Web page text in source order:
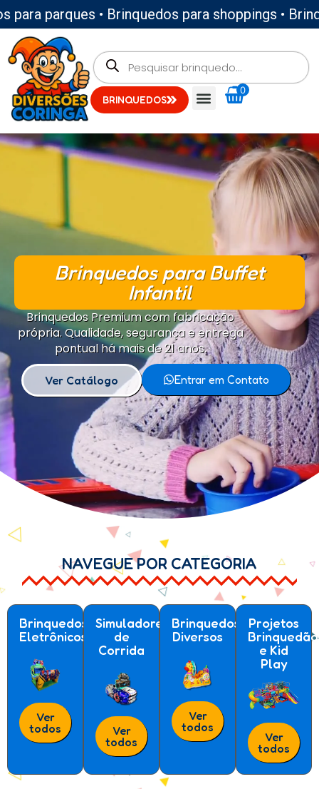
parques • Brinquedos para shoppings •
BRINQUEDOS
0
Brinquedos para Buffet
Infantil
Brinquedos Premium com fabricação
própria. Qualidade, segurança e entrega
pontual há mais de 21 anos.
Ver Catálogo Entrar em Contato
NAVEGUE POR CATEGORIA
Brinquedos
Eletrônicos
Ver
todos
Simuladores
de
Corrida
Ver
todos
Brinquedos
Diversos
Ver
todos
Projetos
Brinquedão
e Kid
Play
Ver
todos